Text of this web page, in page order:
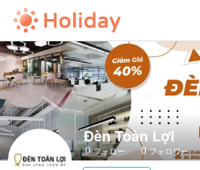
Đèn Toàn Lợi
0フォロー 0フォロワー